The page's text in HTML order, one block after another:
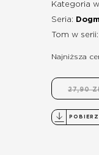
Kategoria
Seria:
Tom w serii:
Najniższa
27,90